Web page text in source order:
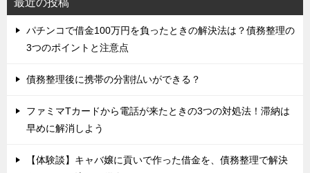
最近の投稿
パチンコで借金100万円を負ったときの解決法は？債務整理の
3つのポイントと注意点
債務整理後に携帯の分割払いができる？
ファミマTカードから電話が来たときの3つの対処法！滞納は
早めに解消しよう
【体験談】キャバ嬢に貢いで作った借金を、債務整理で解決